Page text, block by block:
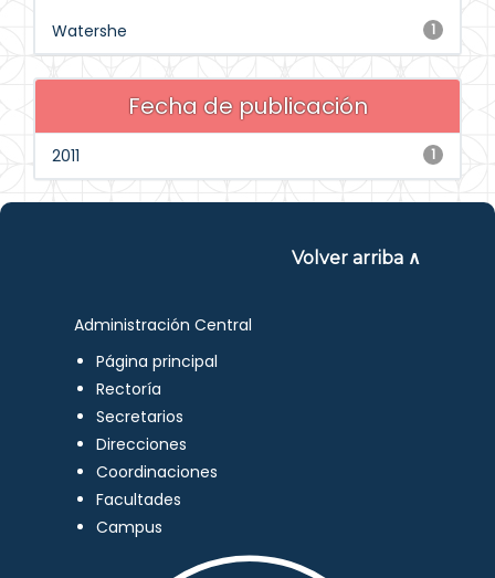
1
Watershe
Fecha de publicación
1
2011
Volver arriba ∧
Administración Central
Página principal
Rectoría
Secretarios
Direcciones
Coordinaciones
Facultades
Campus